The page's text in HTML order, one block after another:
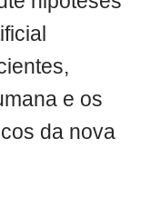
e os
da nova